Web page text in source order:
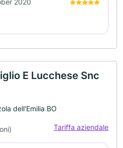
E Lucchese Snc
dell'Emilia BO
Tariffa aziendale